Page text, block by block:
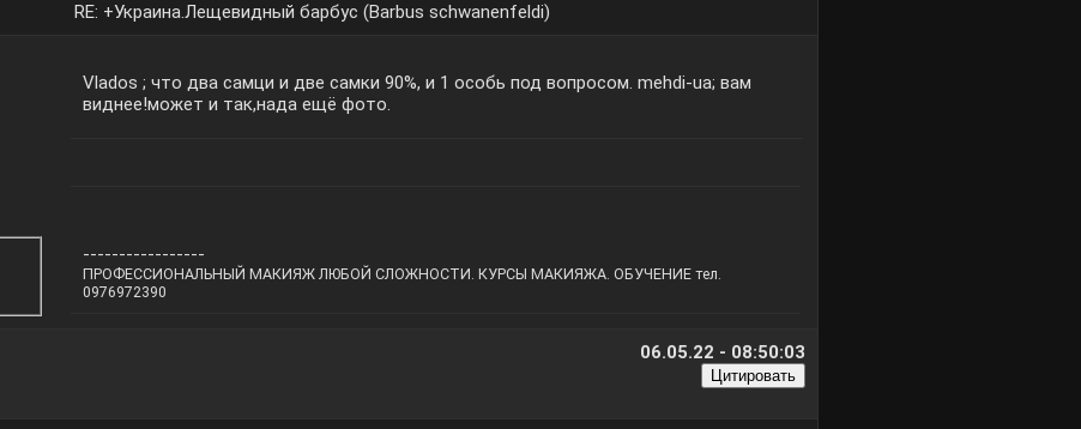
RE: +Украина.Лещевидный барбус (Barbus schwanenfeldi)
Vlados ; что два самци и две самки 90%, и 1 особь под вопросом. mehdi-ua; вам
виднее!может и так,нада ещё фото.
-----------------
ПРОФЕССИОНАЛЬНЫЙ МАКИЯЖ ЛЮБОЙ СЛОЖНОСТИ. КУРСЫ МАКИЯЖА. ОБУЧЕНИЕ тел.
0976972390
06.05.22 - 08:50:03